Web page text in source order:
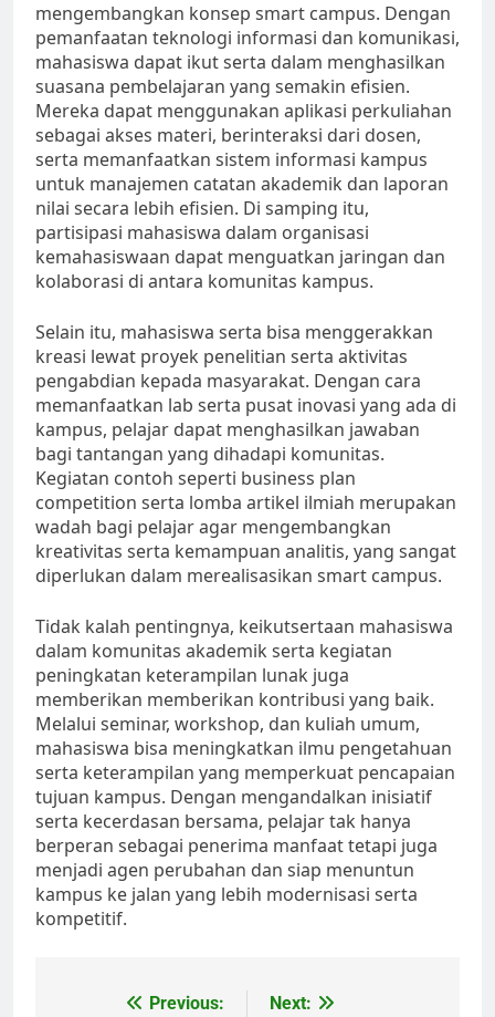
mengembangkan konsep smart campus. Dengan
pemanfaatan teknologi informasi dan komunikasi,
mahasiswa dapat ikut serta dalam menghasilkan
suasana pembelajaran yang semakin efisien.
Mereka dapat menggunakan aplikasi perkuliahan
sebagai akses materi, berinteraksi dari dosen,
serta memanfaatkan sistem informasi kampus
untuk manajemen catatan akademik dan laporan
nilai secara lebih efisien. Di samping itu,
partisipasi mahasiswa dalam organisasi
kemahasiswaan dapat menguatkan jaringan dan
kolaborasi di antara komunitas kampus.
Selain itu, mahasiswa serta bisa menggerakkan
kreasi lewat proyek penelitian serta aktivitas
pengabdian kepada masyarakat. Dengan cara
memanfaatkan lab serta pusat inovasi yang ada di
kampus, pelajar dapat menghasilkan jawaban
bagi tantangan yang dihadapi komunitas.
Kegiatan contoh seperti business plan
competition serta lomba artikel ilmiah merupakan
wadah bagi pelajar agar mengembangkan
kreativitas serta kemampuan analitis, yang sangat
diperlukan dalam merealisasikan smart campus.
Tidak kalah pentingnya, keikutsertaan mahasiswa
dalam komunitas akademik serta kegiatan
peningkatan keterampilan lunak juga
memberikan memberikan kontribusi yang baik.
Melalui seminar, workshop, dan kuliah umum,
mahasiswa bisa meningkatkan ilmu pengetahuan
serta keterampilan yang memperkuat pencapaian
tujuan kampus. Dengan mengandalkan inisiatif
serta kecerdasan bersama, pelajar tak hanya
berperan sebagai penerima manfaat tetapi juga
menjadi agen perubahan dan siap menuntun
kampus ke jalan yang lebih modernisasi serta
kompetitif.
Previous:
Next: